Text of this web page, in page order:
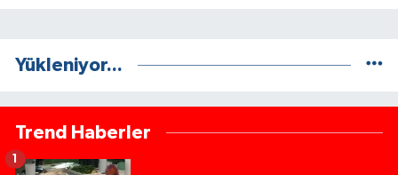
Yükleniyor...
Trend Haberler
1